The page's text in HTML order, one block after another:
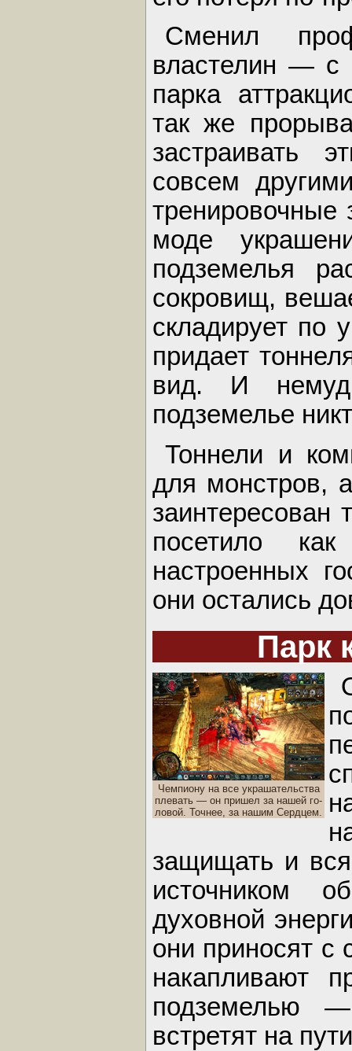
Сменил
властелин — с
парка
так же
застраивать
совсем
моде
подземелья
сокровищ,
складирует по
придает
вид. И
подземелье
Тоннели и
для монстров,
заинтересован
посетило
настроенных
они остались
Парк
Чемпиону на все украшательства
плевать — он пришел за нашей го-
ловой. Точнее, за нашим Сердцем.
защищать и
источником
духовной
они приносят с
накапливают
подземелью
встретят на